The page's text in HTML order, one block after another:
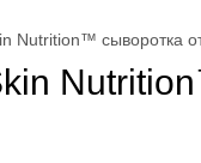
Nutrition™ сыворотка